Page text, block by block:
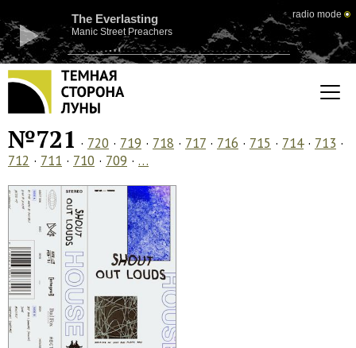
The Everlasting
Manic Street Preachers
radio mode
№721 · 720 · 719 · 718 · 717 · 716 · 715 · 714· 713 ·
712 · 711 · 710 · 709 · …